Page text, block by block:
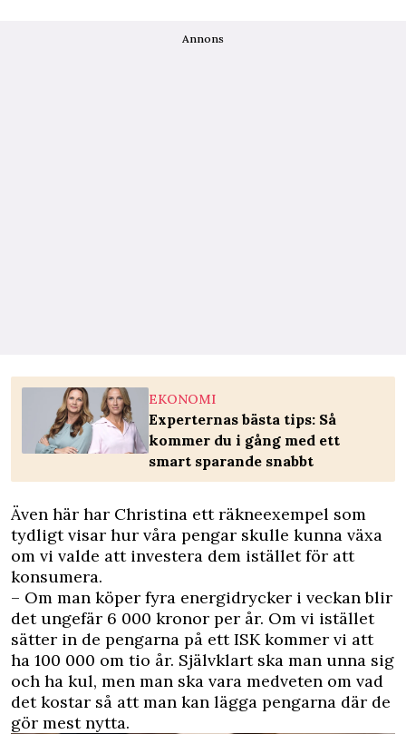
Annons
EKONOMI
Experternas bästa tips: Så
kommer du i gång med ett
smart sparande snabbt
Även här har Christina ett räkneexempel som
tydligt visar hur våra pengar skulle kunna växa
om vi valde att investera dem istället för att
konsumera.
– Om man köper fyra energidrycker i veckan blir
det ungefär 6 000 kronor per år. Om vi istället
sätter in de pengarna på ett ISK kommer vi att
ha 100 000 om tio år. Självklart ska man unna sig
och ha kul, men man ska vara medveten om vad
det kostar så att man kan lägga pengarna där de
gör mest nytta.